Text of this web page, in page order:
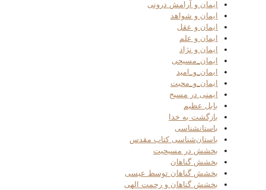
ایمان و آرامش درونی
ایمان و شواهد
ایمان و عقل
ایمان و علم
ایمان و نژاد
ایمان_مسیحی
ایمان_و_امید
ایمان_و_محبت
ایمنی در مسیح
بابل عظیم
بازگشت به خدا
باستانشناسی
باستان‌شناسی کتاب مقدس
بخشش در مسیحیت
بخشش گناهان
بخشش گناهان توسط عیسی
بخشش گناهان و رحمت الهی